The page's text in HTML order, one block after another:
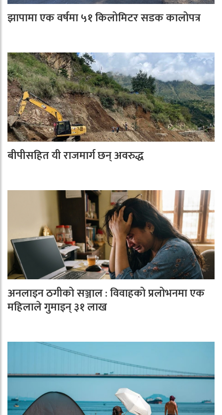
झापामा एक वर्षमा ५१ किलोमिटर सडक कालोपत्र
बीपीसहित यी राजमार्ग छन् अवरुद्ध
अनलाइन ठगीको सञ्जाल : विवाहको प्रलोभनमा एक
महिलाले गुमाइन् ३१ लाख